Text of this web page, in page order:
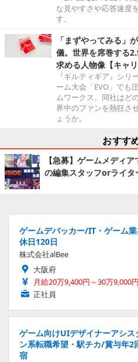
な見やすさや応答速度
す。
「まずやってみる」
儀。世界を席巻する
求める人物像【キャリ
『ギルティギア』シ
ーム大会「EVO」でも
ムワークス。同社はど
界中のファンを熱狂さ
ょうか。
おすす
【急募】ゲームメディ
の編集スタッフorライタ
ゲームデバッカー/IT・ゲーム
休日120日
株式会社alBee
大阪府
月給20万9,400円～30万9,000円
正社員
ゲーム向けUIデザイナーアシ
ン系転職希望・駅チカ/賞与年2
宿